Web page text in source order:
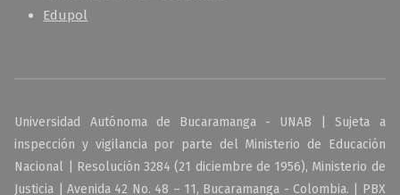
Edupol
Universidad Autónoma de Bucaramanga - UNAB | Sujeta a
inspección y vigilancia por parte del Ministerio de Educación
Nacional | Resolución 3284 (21 diciembre de 1956), Ministerio de
Justicia | Avenida 42 No. 48 – 11, Bucaramanga - Colombia. | PBX